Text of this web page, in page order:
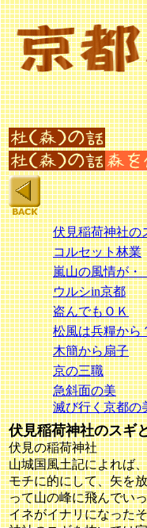
伏見稲荷神社の
コルセット林業
嵐山の風情が・
ウルシin京都
盗んでもＯＫ
松風は兵糧から
木簡から扇子
京の三職
急斜面の美
滅び行く京都の
伏見稲荷神社のスギ
伏見の稲荷神社
山城国風土記によれば
モチに的にして、矢を
って山の峰に飛んでい
イネがイナリになった